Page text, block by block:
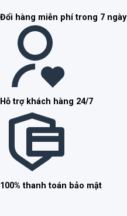
Đổi hàng miễn phí trong 7 ngày
Hỗ trợ khách hàng 24/7
100% thanh toán bảo mật